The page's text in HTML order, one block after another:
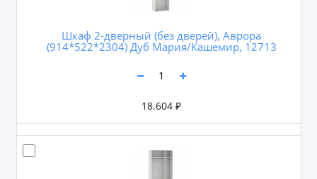
Шкаф 2-дверный (без дверей), Аврора
(914*522*2304) Дуб Мария/Кашемир, 12713
18.604 ₽